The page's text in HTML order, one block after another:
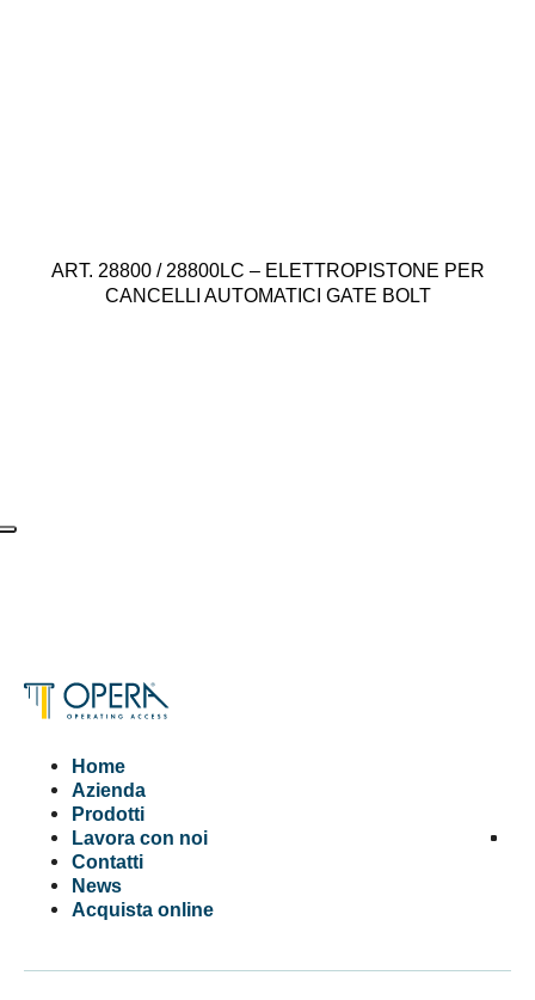
ART. 28800 / 28800LC – ELETTROPISTONE PER
CANCELLI AUTOMATICI GATE BOLT
Home
Azienda
Prodotti
Lavora con noi
Contatti
News
Acquista online